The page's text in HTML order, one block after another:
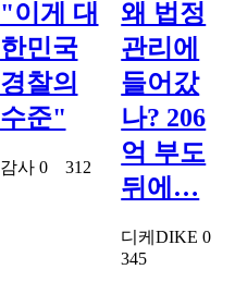
"이게 대
한민국
경찰의
수준"
감사 0 312
왜 법정
관리에
들어갔
나? 206
억 부도
뒤에…
디케DIKE 0
345